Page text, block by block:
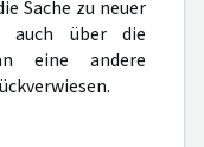
Sache zu neuer
auch über die
eine andere